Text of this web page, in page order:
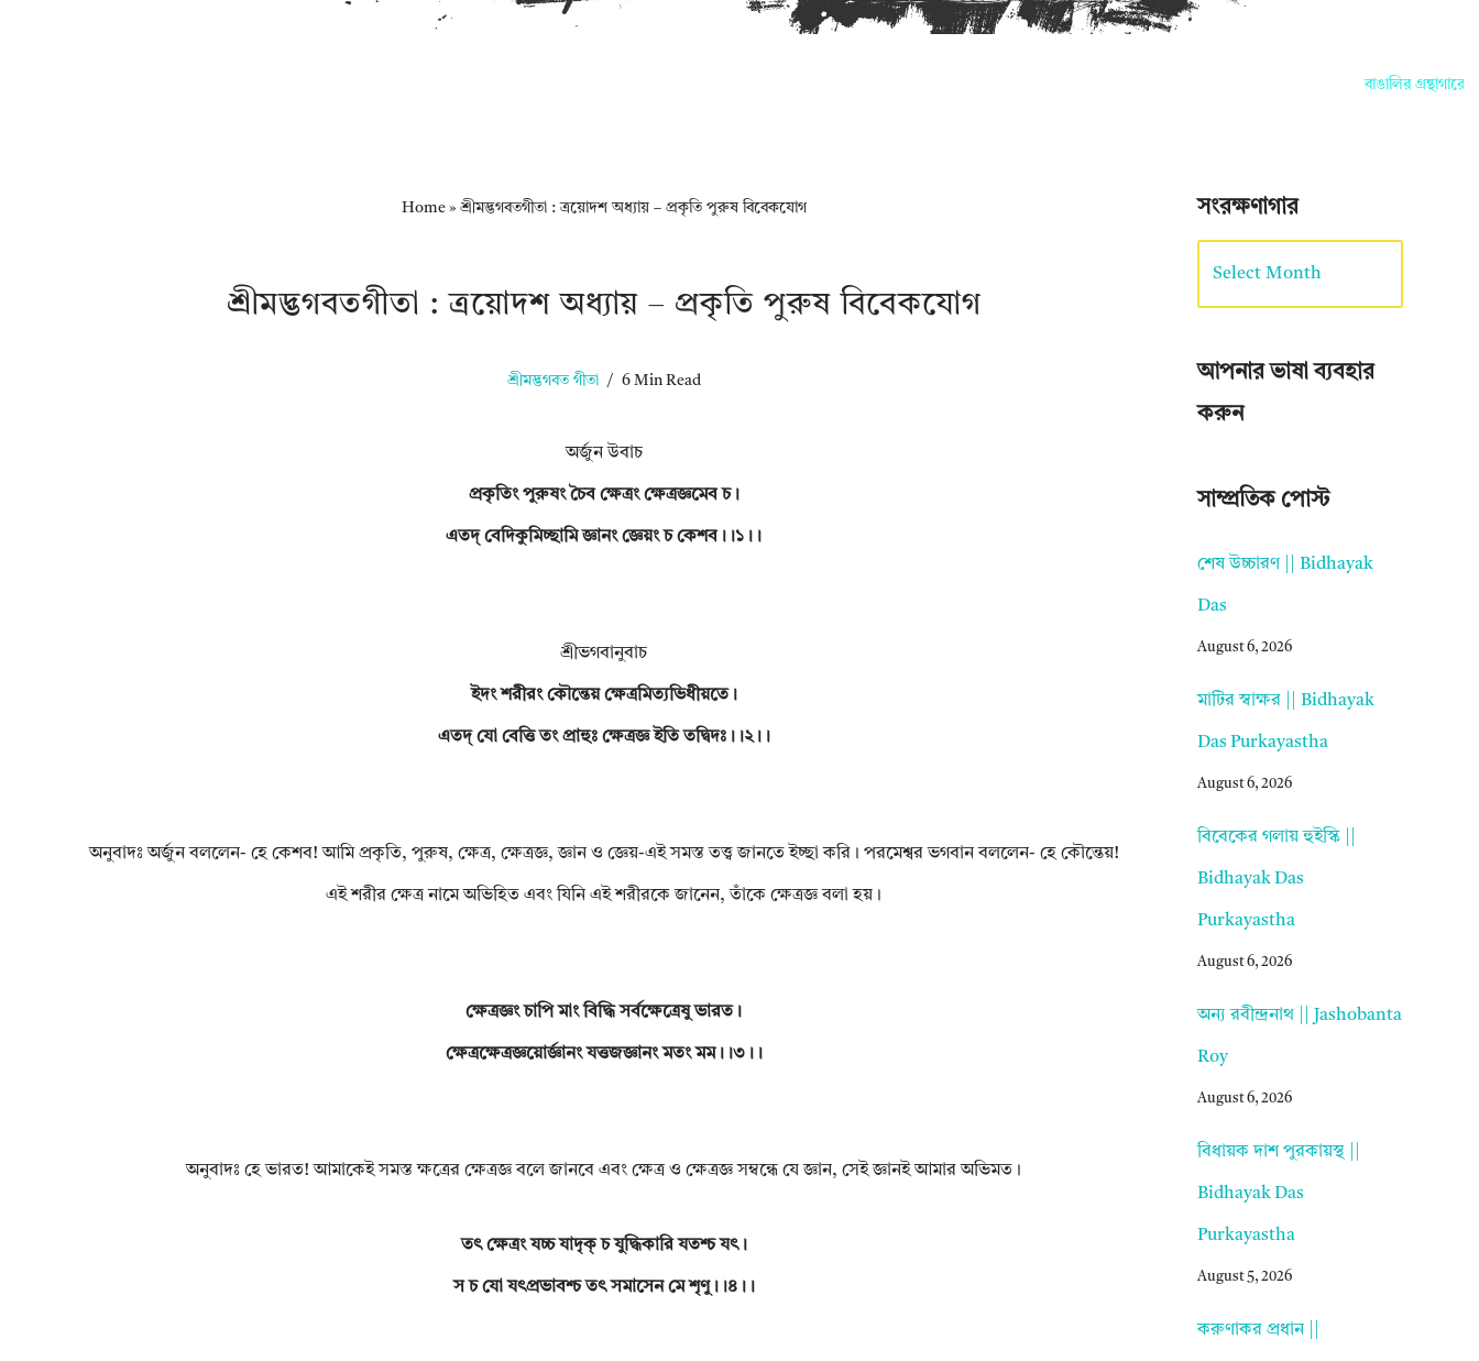
বাঙালির গ্রন্থাগারে
Home» শ্রীমদ্ভগবতগীতা : ত্রয়োদশ অধ্যায় – প্রকৃতি পুরুষ বিবেকযোগ
শ্রীমদ্ভগবতগীতা : ত্রয়োদশ অধ্যায় – প্রকৃতি পুরুষ বিবেকযোগ
শ্রীমদ্ভগবত গীতা 6 Min Read
অর্জুন উবাচ
প্রকৃতিং পুরুষং চৈব ক্ষেত্রং ক্ষেত্রজ্ঞমেব চ।
এতদ্ বেদিকুমিচ্ছামি জ্ঞানং জ্ঞেয়ং চ কেশব।।১।।
শ্রীভগবানুবাচ
ইদং শরীরং কৌন্তেয় ক্ষেত্রমিত্যভিধীয়তে।
এতদ্ যো বেত্তি তং প্রাহুঃ ক্ষেত্রজ্ঞ ইতি তদ্বিদঃ।।২।।
অনুবাদঃ অর্জুন বললেন- হে কেশব! আমি প্রকৃতি, পুরুষ, ক্ষেত্র, ক্ষেত্রজ্ঞ, জ্ঞান ও জ্ঞেয়-এই সমস্ত তত্ত্ব জানতে ইচ্ছা করি। পরমেশ্বর ভগবান বললেন- হে কৌন্তেয়!
এই শরীর ক্ষেত্র নামে অভিহিত এবং ‍যিনি এই শরীরকে জানেন, তাঁকে ক্ষেত্রজ্ঞ বলা হয়।
ক্ষেত্রজ্ঞং চাপি মাং বিদ্ধি সর্বক্ষেত্রেষু ভারত।
ক্ষেত্রক্ষেত্রজ্ঞয়োর্জ্ঞানং যত্তজজ্ঞানং মতং মম।।৩।।
অনুবাদঃ হে ভারত! আমাকেই সমস্ত ক্ষত্রের ক্ষেত্রজ্ঞ বলে জানবে এবং ক্ষেত্র ও ক্ষেত্রজ্ঞ সম্বন্ধে যে জ্ঞান, সেই জ্ঞানই আমার অভিমত।
তৎ ক্ষেত্রং যচ্চ যাদৃক্ চ যুদ্ধিকারি যতশ্চ যৎ।
স চ যো যৎপ্রভাবশ্চ তৎ সমাসেন মে শৃণু।।৪।।
সংরক্ষণাগার
আপনার ভাষা ব্যবহার
করুন
সাম্প্রতিক পোস্ট
শেষ উচ্চারণ || Bidhayak
Das
August 6, 2026
মাটির স্বাক্ষর || Bidhayak
Das Purkayastha
August 6, 2026
বিবেকের গলায় হুইস্কি ||
Bidhayak Das
Purkayastha
August 6, 2026
অন্য রবীন্দ্রনাথ || Jashobanta
Roy
August 6, 2026
বিধায়ক দাশ পুরকায়স্থ ||
Bidhayak Das
Purkayastha
August 5, 2026
করুণাকর প্রধান ||